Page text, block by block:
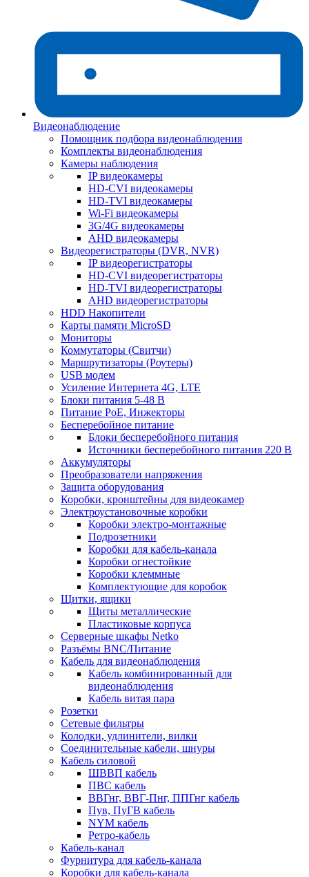
Видеонаблюдение
Помощник подбора видеонаблюдения
Комплекты видеонаблюдения
Камеры наблюдения
IP видеокамеры
HD-CVI видеокамеры
HD-TVI видеокамеры
Wi-Fi видеокамеры
3G/4G видеокамеры
AHD видеокамеры
Видеорегистраторы (DVR, NVR)
IP видеорегистраторы
HD-CVI видеорегистраторы
HD-TVI видеорегистраторы
AHD видеорегистраторы
HDD Накопители
Карты памяти MicroSD
Мониторы
Коммутаторы (Свитчи)
Маршрутизаторы (Роутеры)
USB модем
Усиление Интернета 4G, LTE
Блоки питания 5-48 В
Питание PoE, Инжекторы
Бесперебойное питание
Блоки бесперебойного питания
Источники бесперебойного питания 220 В
Аккумуляторы
Преобразователи напряжения
Защита оборудования
Коробки, кронштейны для видеокамер
Электроустановочные коробки
Коробки электро-монтажные
Подрозетники
Коробки для кабель-канала
Коробки огнестойкие
Коробки клеммные
Комплектующие для коробок
Щитки, ящики
Щиты металлические
Пластиковые корпуса
Серверные шкафы Netko
Разъёмы BNC/Питание
Кабель для видеонаблюдения
Кабель комбинированный для
видеонаблюдения
Кабель витая пара
Розетки
Сетевые фильтры
Колодки, удлинители, вилки
Соединительные кабели, шнуры
Кабель силовой
ШВВП кабель
ПВС кабель
ВВГнг, ВВГ-Пнг, ППГнг кабель
Пув, ПуГВ кабель
NYM кабель
Ретро-кабель
Кабель-канал
Фурнитура для кабель-канала
Коробки для кабель-канала